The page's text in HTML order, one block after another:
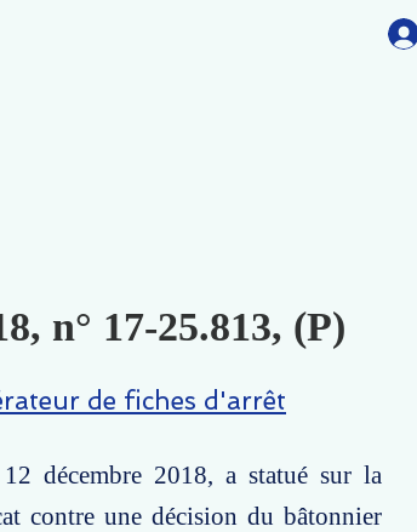
n° 17-25.813, (P)
de fiches d'arrêt
décembre 2018, a statué sur la
contre une décision du bâtonnier